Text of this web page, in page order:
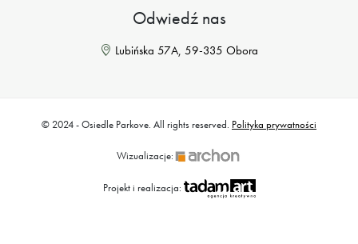
Odwiedź nas
Lubińska 57A, 59-335 Obora
© 2024 - Osiedle Parkove. All rights reserved. Polityka prywatności
Wizualizacje:
Projekt i realizacja: